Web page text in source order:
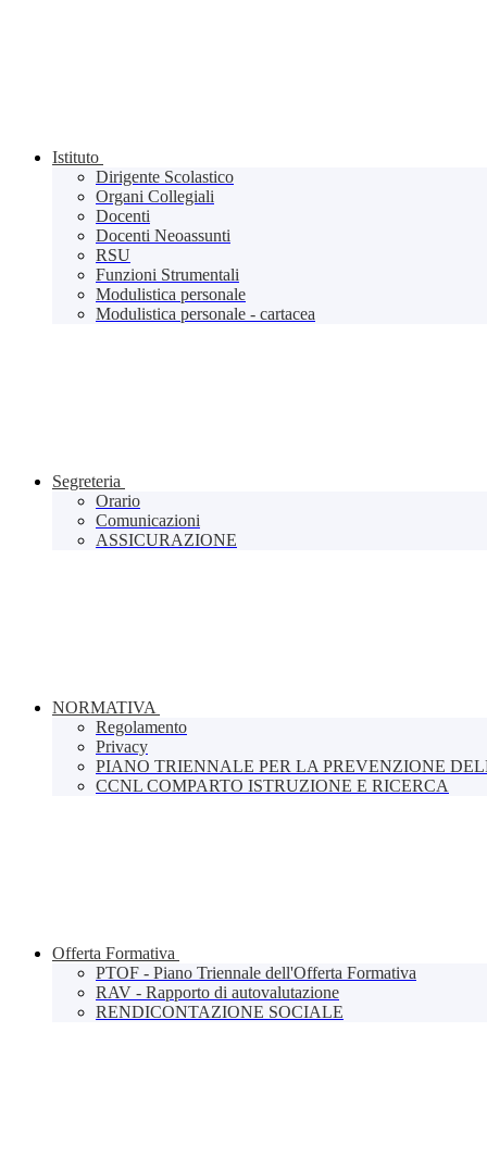
Istituto
Dirigente Scolastico
Organi Collegiali
Docenti
Docenti Neoassunti
RSU
Funzioni Strumentali
Modulistica personale
Modulistica personale - cartacea
Segreteria
Orario
Comunicazioni
ASSICURAZIONE
NORMATIVA
Regolamento
Privacy
PIANO TRIENNALE PER LA PREVENZIONE
CCNL COMPARTO ISTRUZIONE E RICERCA
Offerta Formativa
PTOF - Piano Triennale dell'Offerta Formativa
RAV - Rapporto di autovalutazione
RENDICONTAZIONE SOCIALE